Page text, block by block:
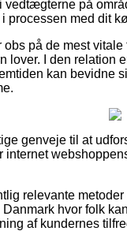
på
processen med dit
på de mest
lover. I den relation
kan bevidne
genveje til at
internet
relevante
hvor folk
af kundernes